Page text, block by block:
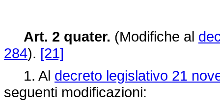
Art. 2 quater. (Modifiche al
284). [21]
1. Al decreto legislativo 21
seguenti modificazioni: